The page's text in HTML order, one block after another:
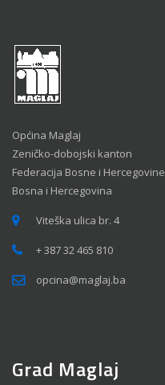
Općina Maglaj
Zeničko-dobojski kanton
Federacija Bosne i Hercegovine
Bosna i Hercegovina
Viteška ulica br. 4
+ 387 32 465 810
opcina@maglaj.ba
Grad Maglaj